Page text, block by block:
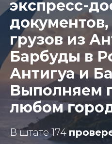
экспресс-
грузов из
Барбуды в
Антигуа и
Выполняем
любом
В штате 174